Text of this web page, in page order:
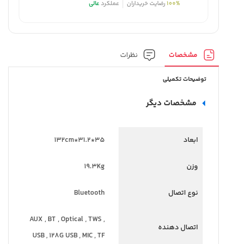
100%رضایت خریداران عملکردعالی
مشخصات نظرات
توضیحات تکمیلی
مشخصات دیگر
ابعاد 35*31.2*132cm
وزن 19.3Kg
نوع اتصال Bluetooth
اتصال دهنده
AUX , BT , Optical , TWS ,
USB , 128G USB , MIC , TF